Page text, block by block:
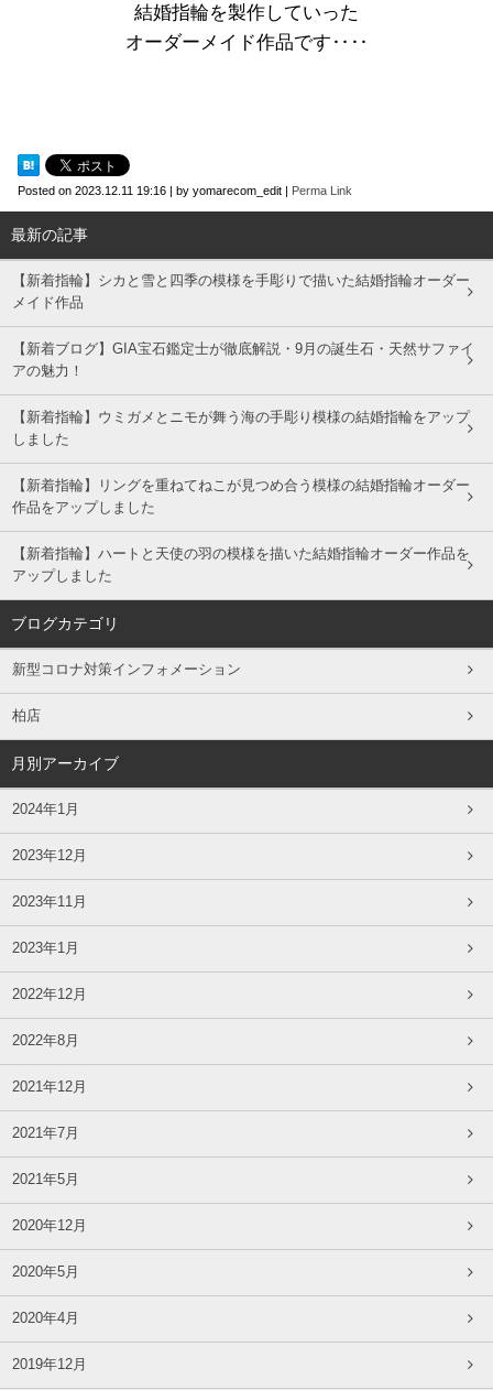
結婚指輪を製作していった
オーダーメイド作品です‥‥
Posted on 2023.12.11 19:16 | by yomarecom_edit | Perma Link
最新の記事
【新着指輪】シカと雪と四季の模様を手彫りで描いた結婚指輪オーダー
メイド作品
【新着ブログ】GIA宝石鑑定士が徹底解説・9月の誕生石・天然サファイ
アの魅力！
【新着指輪】ウミガメとニモが舞う海の手彫り模様の結婚指輪をアップ
しました
【新着指輪】リングを重ねてねこが見つめ合う模様の結婚指輪オーダー
作品をアップしました
【新着指輪】ハートと天使の羽の模様を描いた結婚指輪オーダー作品を
アップしました
ブログカテゴリ
新型コロナ対策インフォメーション
柏店
月別アーカイブ
2024年1月
2023年12月
2023年11月
2023年1月
2022年12月
2022年8月
2021年12月
2021年7月
2021年5月
2020年12月
2020年5月
2020年4月
2019年12月